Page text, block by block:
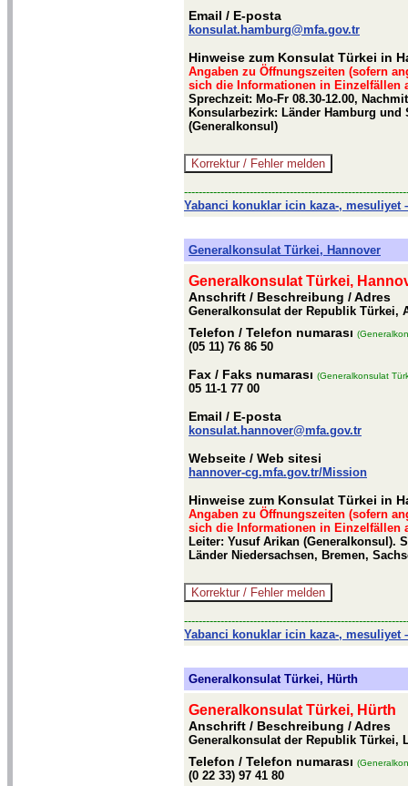
Email / E-posta
konsulat.hamburg@mfa.gov.tr
Hinweise zum Konsulat Türkei in
Angaben zu Öffnungszeiten (sofern
sich die Informationen in Einzelfällen
Sprechzeit: Mo-Fr 08.30-12.00,
Konsularbezirk: Länder Hamburg
(Generalkonsul)
Yabanci konuklar icin kaza-, mesuliyet
Generalkonsulat Türkei, Hannover
Generalkonsulat Türkei,
Anschrift / Beschreibung / Adres
Generalkonsulat der Republik Türkei,
Telefon / Telefon numarası
(05 11) 76 86 50
Fax / Faks numarası (Generalkonsulat
05 11-1 77 00
Email / E-posta
konsulat.hannover@mfa.gov.tr
Webseite / Web sitesi
hannover-cg.mfa.gov.tr/Mission
Hinweise zum Konsulat Türkei in
Angaben zu Öffnungszeiten (sofern
sich die Informationen in Einzelfällen
Leiter: Yusuf Arikan (Generalkonsul).
Länder Niedersachsen, Bremen,
Yabanci konuklar icin kaza-, mesuliyet
Generalkonsulat Türkei, Hürth
Generalkonsulat Türkei, Hürth
Anschrift / Beschreibung / Adres
Generalkonsulat der Republik Türkei,
Telefon / Telefon numarası
(0 22 33) 97 41 80